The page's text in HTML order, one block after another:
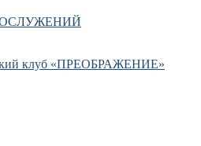
клуб «ПРЕОБРАЖЕНИЕ»